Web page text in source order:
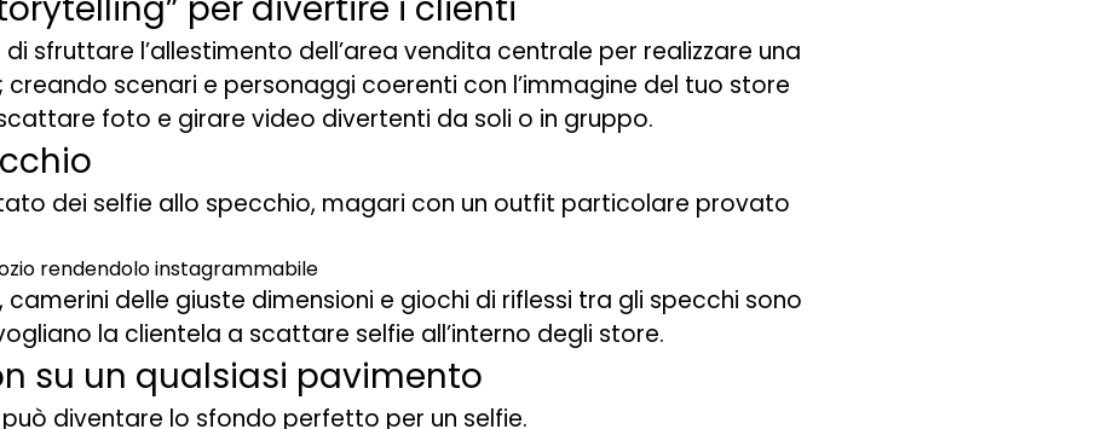
sfruttare l’allestimento dell’area vendita centrale per realizzare una
; creando scenari e personaggi coerenti con l’immagine del tuo store
foto e girare video divertenti da soli o in gruppo.
dei selfie allo specchio, magari con un outfit particolare provato
camerini delle giuste dimensioni e giochi di riflessi tra gli specchi sono
la clientela a scattare selfie all’interno degli store.
su un qualsiasi pavimento
diventare lo sfondo perfetto per un selfie.